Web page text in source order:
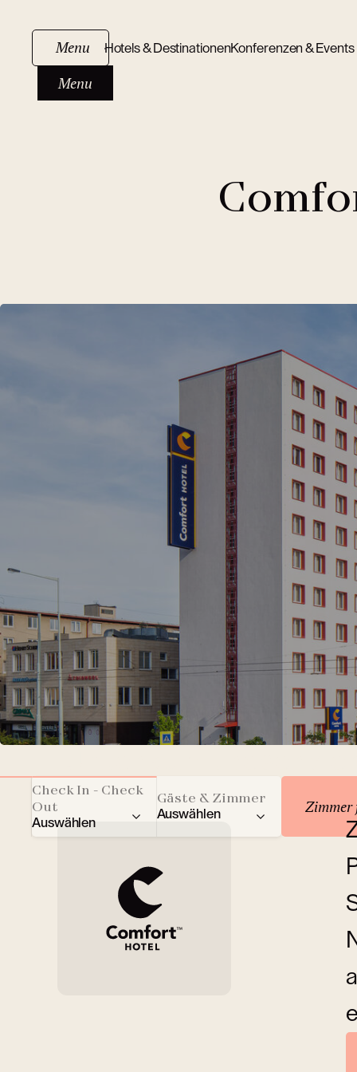
Menu
Menu
Hotels & DestinationenKonferenzen & Events
Check In - Check
Out
Auswählen
Gäste & Zimmer
Auswählen
Kinder
Zimmer